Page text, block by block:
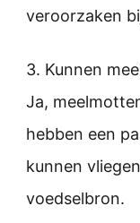
veroorzaken
3. Kunnen
Ja,
hebben een
kunnen
voedselbron.